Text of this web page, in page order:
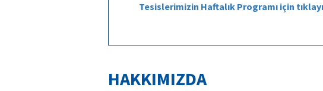
Tesislerimizin Haftalık Programı için
HAKKIMIZDA